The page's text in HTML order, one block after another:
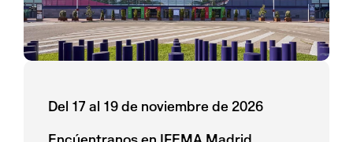
Del 17 al 19 de noviembre de 2026